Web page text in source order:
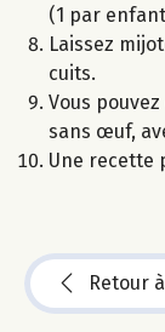
(1 par
Laissez
cuits.
Vous
sans œuf,
Une recette
Retour